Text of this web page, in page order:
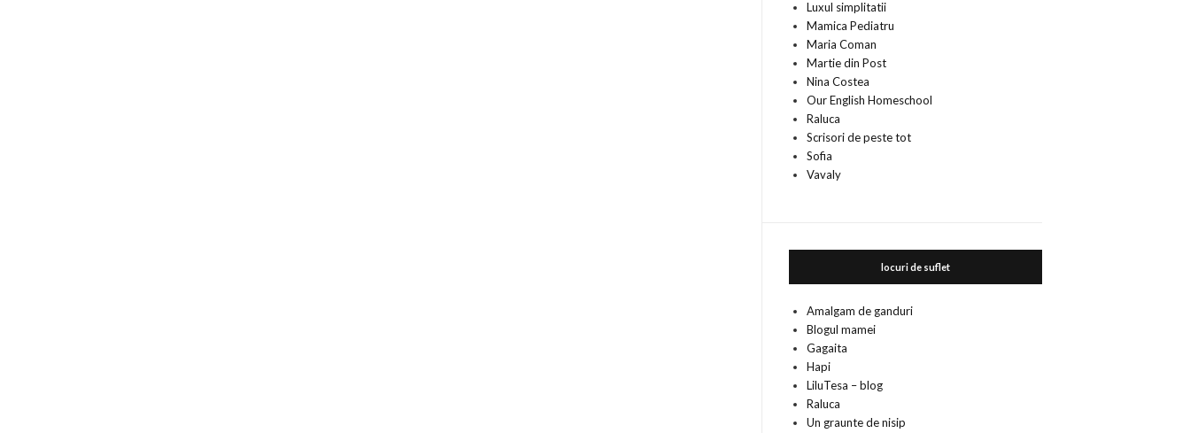
Luxul simplitatii
Mamica Pediatru
Maria Coman
Martie din Post
Nina Costea
Our English Homeschool
Raluca
Scrisori de peste tot
Sofia
Vavaly
locuri de suflet
Amalgam de ganduri
Blogul mamei
Gagaita
Hapi
LiluTesa – blog
Raluca
Un graunte de nisip